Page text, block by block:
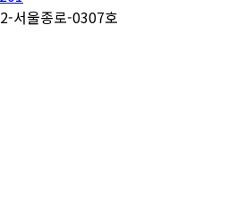
서울종로-0307호